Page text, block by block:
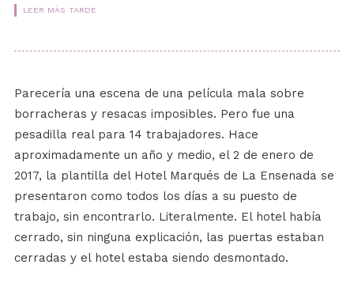
LEER MÁS TARDE
Parecería una escena de una película mala sobre
borracheras y resacas imposibles. Pero fue una
pesadilla real para 14 trabajadores. Hace
aproximadamente un año y medio, el 2 de enero de
2017, la plantilla del Hotel Marqués de La Ensenada se
presentaron como todos los días a su puesto de
trabajo, sin encontrarlo. Literalmente. El hotel había
cerrado, sin ninguna explicación, las puertas estaban
cerradas y el hotel estaba siendo desmontado.